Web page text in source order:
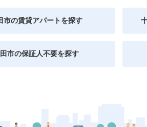
市の賃貸アパートを探す
市の保証人不要を探す